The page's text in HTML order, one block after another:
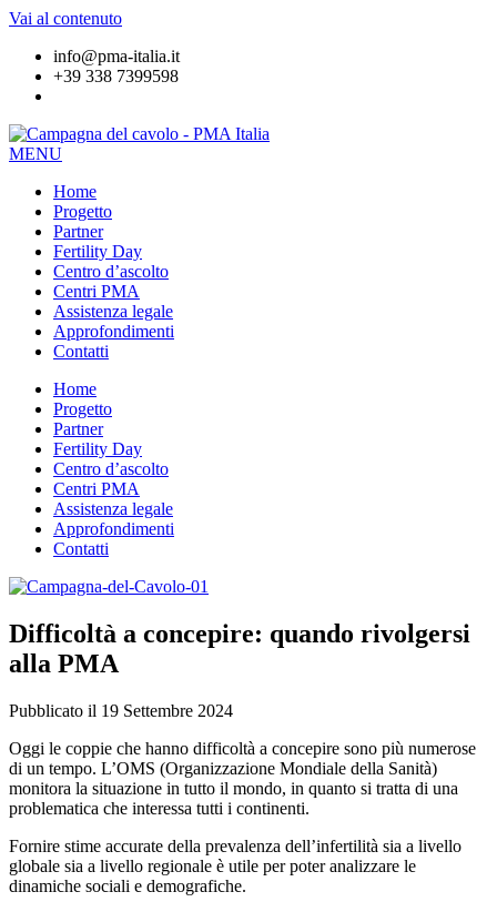
Vai al contenuto
info@pma-italia.it
+39 338 7399598
MENU
Home
Progetto
Partner
Fertility Day
Centro d’ascolto
Centri PMA
Assistenza legale
Approfondimenti
Contatti
Home
Progetto
Partner
Fertility Day
Centro d’ascolto
Centri PMA
Assistenza legale
Approfondimenti
Contatti
Difficoltà a concepire: quando rivolgersi
alla PMA
Pubblicato il 19 Settembre 2024
Oggi le coppie che hanno difficoltà a concepire sono più numerose
di un tempo. L’OMS (Organizzazione Mondiale della Sanità)
monitora la situazione in tutto il mondo, in quanto si tratta di una
problematica che interessa tutti i continenti.
Fornire stime accurate della prevalenza dell’infertilità sia a livello
globale sia a livello regionale è utile per poter analizzare le
dinamiche sociali e demografiche.